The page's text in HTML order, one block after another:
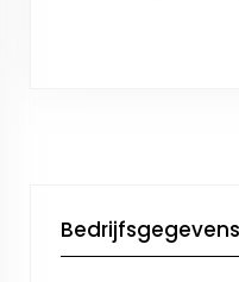
Bedrijfsgegevens